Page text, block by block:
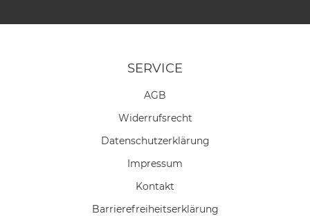
SERVICE
AGB
Widerrufs­recht
Daten­schutz­erklärung
Impressum
Kontakt
Barrierefreiheitserklärung